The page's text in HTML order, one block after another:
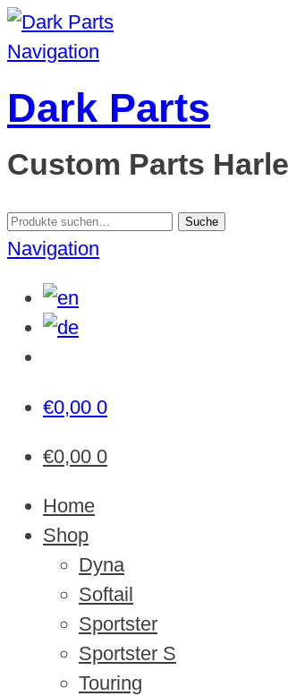
Navigation
Dark Parts
Custom Parts
Suche
nach:
Suche
Navigation
€0,00 0
€0,00 0
Home
Shop
Dyna
Softail
Sportster
Sportster S
Touring